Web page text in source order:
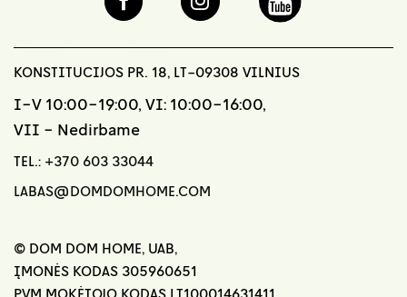
KONSTITUCIJOS PR. 18, LT-09308 VILNIUS
I-V 10:00-19:00, VI: 10:00-16:00,
VII - Nedirbame
TEL.: +370 603 33044
LABAS@DOMDOMHOME.COM
© DOM DOM HOME, UAB,
ĮMONĖS KODAS 305960651
PVM MOKĖTOJO KODAS LT100014631411